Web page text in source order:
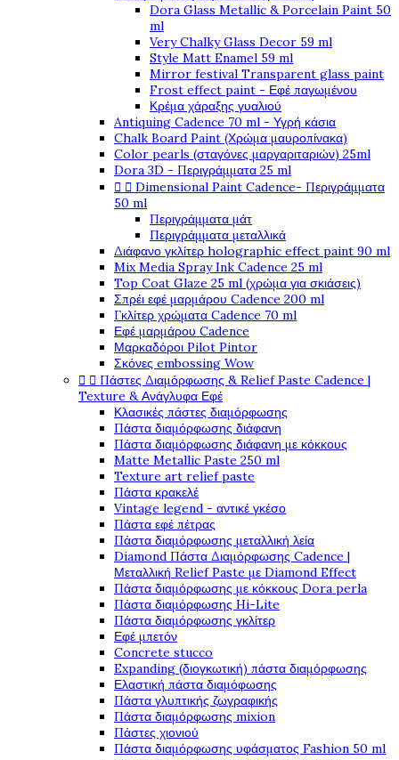
Dora Glass Metallic & Porcelain Paint 50
ml
Very Chalky Glass Decor 59 ml
Style Matt Enamel 59 ml
Mirror festival Transparent glass paint
Frost effect paint - Εφέ παγωμένου
Κρέμα χάραξης γυαλιού
Antiquing Cadence 70 ml - Υγρή κάσια
Chalk Board Paint (Χρώμα μαυροπίνακα)
Color pearls (σταγόνες μαργαριταριών) 25ml
Dora 3D - Περιγράμματα 25 ml
  Dimensional Paint Cadence- Περιγράμματα
50 ml
Περιγράμματα μάτ
Περιγράμματα μεταλλικά
Διάφανο γκλίτερ holographic effect paint 90 ml
Mix Media Spray Ink Cadence 25 ml
Top Coat Glaze 25 ml (χρώμα για σκιάσεις)
Σπρέι εφέ μαρμάρου Cadence 200 ml
Γκλίτερ χρώματα Cadence 70 ml
Εφέ μαρμάρου Cadence
Μαρκαδόροι Pilot Pintor
Σκόνες embossing Wow
  Πάστες Διαμόρφωσης & Relief Paste Cadence |
Texture & Ανάγλυφα Εφέ
Κλασικές πάστες διαμόρφωσης
Πάστα διαμόρφωσης διάφανη
Πάστα διαμόρφωσης διάφανη με κόκκους
Matte Metallic Paste 250 ml
Texture art relief paste
Πάστα κρακελέ
Vintage legend - αντικέ γκέσο
Πάστα εφέ πέτρας
Πάστα διαμόρφωσης μεταλλική λεία
Diamond Πάστα Διαμόρφωσης Cadence |
Μεταλλική Relief Paste με Diamond Effect
Πάστα διαμόρφωσης με κόκκους Dora perla
Πάστα διαμόρφωσης Hi-Lite
Πάστα διαμόρφωσης γκλίτερ
Εφέ μπετόν
Concrete stucco
Expanding (διογκωτική) πάστα διαμόρφωσης
Ελαστική πάστα διαμόφωσης
Πάστα γλυπτικής ζωγραφικής
Πάστα διαμόρφωσης mixion
Πάστες χιονιού
Πάστα διαμόρφωσης υφάσματος Fashion 50 ml